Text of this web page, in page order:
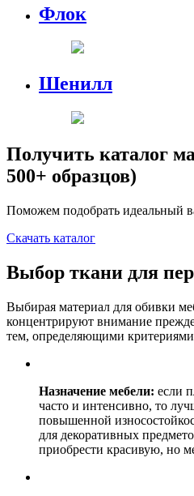
Флок
Шенилл
Получить каталог
500+ образцов)
Поможем подобрать идеальный
Скачать каталог
Выбор ткани для
Выбирая материал для обивки
концентрируют внимание
тем, определяющими
Назначение мебели: если
часто и интенсивно, то
повышенной
для декоративных
приобрести красивую, но